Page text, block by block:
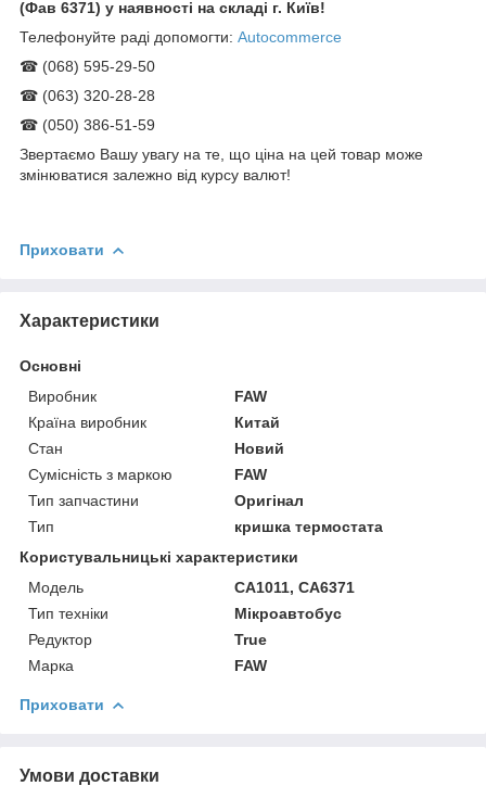
(Фав 6371) у наявності на складі г. Київ!
Телефонуйте раді допомогти: Autocommerce
☎ (068) 595-29-50
☎ (063) 320-28-28
☎ (050) 386-51-59
Звертаємо Вашу увагу на те, що ціна на цей товар може
змінюватися залежно від курсу валют!
Приховати
Характеристики
Основні
Виробник
FAW
Країна виробник
Китай
Стан
Новий
Сумісність з маркою
FAW
Тип запчастини
Оригінал
Тип
кришка термостата
Користувальницькі характеристики
Модель
CA1011, CA6371
Тип техніки
Мікроавтобус
Редуктор
True
Марка
FAW
Приховати
Умови доставки